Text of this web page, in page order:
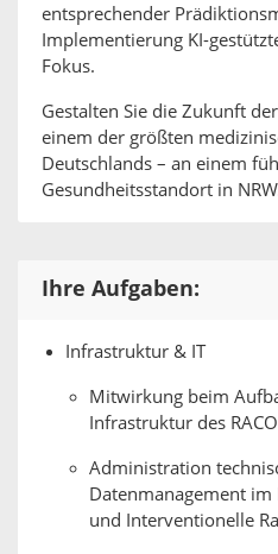
entsprechender
Implementierung KI-
Fokus.
Gestalten Sie die Zukunft
einem der größten
Deutschlands – an einem
Gesundheitsstandort in
Ihre Aufgaben:
Infrastruktur & IT
Mitwirkung beim
Infrastruktur des
Administration
Datenmanagement
und Interventionelle